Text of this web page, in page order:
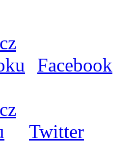
Facebook
Twitter